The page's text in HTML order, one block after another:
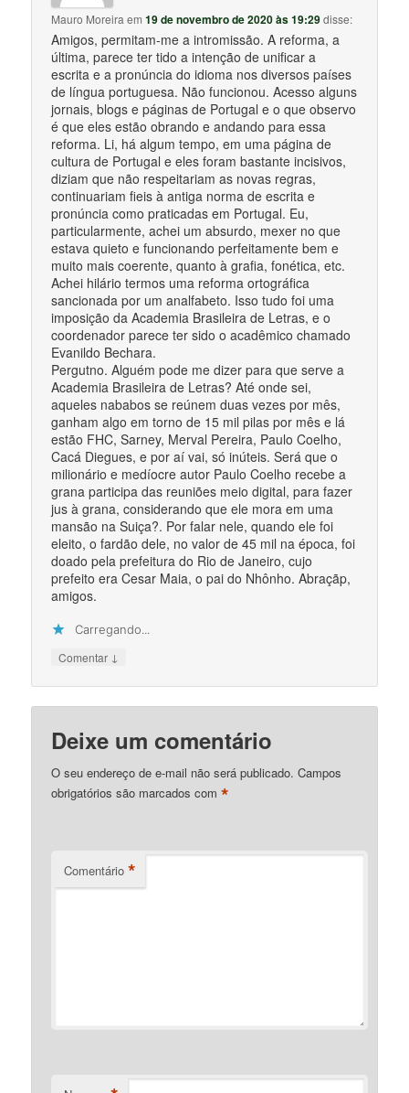
Mauro Moreira em19 de novembro de 2020 às 19:29disse:
Amigos, permitam-me a intromissão. A reforma, a
última, parece ter tido a intenção de unificar a
escrita e a pronúncia do idioma nos diversos países
de língua portuguesa. Não funcionou. Acesso alguns
jornais, blogs e páginas de Portugal e o que observo
é que eles estão obrando e andando para essa
reforma. Li, há algum tempo, em uma página de
cultura de Portugal e eles foram bastante incisivos,
diziam que não respeitariam as novas regras,
continuariam fieis à antiga norma de escrita e
pronúncia como praticadas em Portugal. Eu,
particularmente, achei um absurdo, mexer no que
estava quieto e funcionando perfeitamente bem e
muito mais coerente, quanto à grafia, fonética, etc.
Achei hilário termos uma reforma ortográfica
sancionada por um analfabeto. Isso tudo foi uma
imposição da Academia Brasileira de Letras, e o
coordenador parece ter sido o acadêmico chamado
Evanildo Bechara.
Pergutno. Alguém pode me dizer para que serve a
Academia Brasileira de Letras? Até onde sei,
aqueles nababos se reúnem duas vezes por mês,
ganham algo em torno de 15 mil pilas por mês e lá
estão FHC, Sarney, Merval Pereira, Paulo Coelho,
Cacá Diegues, e por aí vai, só inúteis. Será que o
milionário e medíocre autor Paulo Coelho recebe a
grana participa das reuniões meio digital, para fazer
jus à grana, considerando que ele mora em uma
mansão na Suiça?. Por falar nele, quando ele foi
eleito, o fardão dele, no valor de 45 mil na época, foi
doado pela prefeitura do Rio de Janeiro, cujo
prefeito era Cesar Maia, o pai do Nhônho. Abraçãp,
amigos.
Carregando...
Comentar ↓
Deixe um comentário
O seu endereço de e-mail não será publicado. Campos
obrigatórios são marcados com*
Comentário *